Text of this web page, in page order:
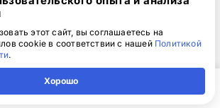
кабинету высылается по
почте вместе с логином и
этот сайт, вы соглашаетесь на
cookie в соответствии с нашей Политикой
.
Хорошо